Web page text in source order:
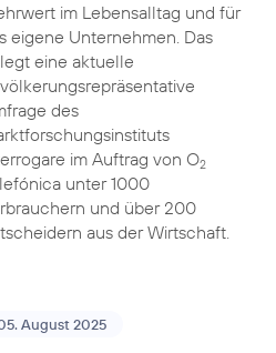
im Lebensalltag und für
eigene Unternehmen. Das
eine aktuelle
des
im Auftrag von O2
unter 1000
und über 200
aus der Wirtschaft.
August 2025